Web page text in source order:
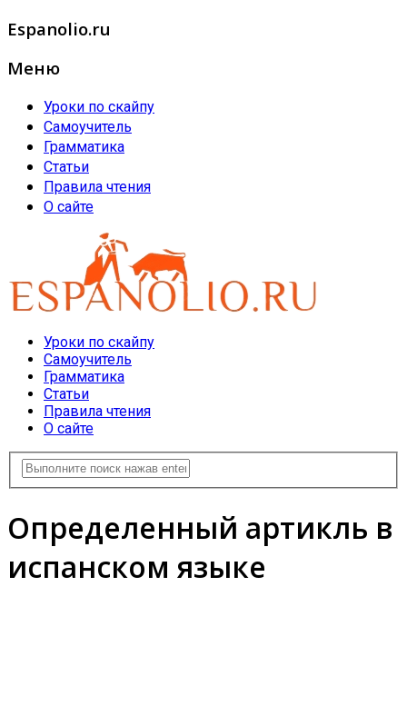
Espanolio.ru
Меню
Уроки по скайпу
Самоучитель
Грамматика
Статьи
Правила чтения
О сайте
Уроки по скайпу
Самоучитель
Грамматика
Статьи
Правила чтения
О сайте
Определенный артикль в
испанском языке